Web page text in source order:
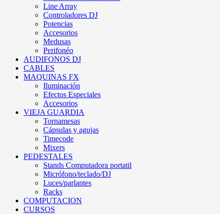
Line Array
Controladores DJ
Potencias
Accesorios
Medusas
Perifonéo
AUDIFONOS DJ
CABLES
MAQUINAS FX
Iluminación
Efectos Especiales
Accesorios
VIEJA GUARDIA
Tornamesas
Cápsulas y agujas
Timecode
Mixers
PEDESTALES
Stands Computadora portatil
Micrófono/teclado/DJ
Luces/parlantes
Racks
COMPUTACION
CURSOS